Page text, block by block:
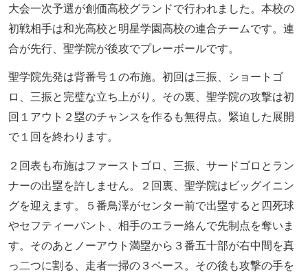
大会一次予選が創価高校グランドで行われました。本校の
初戦相手は和光高校と明星学園高校の連合チームです。連
合が先行、聖学院が後攻でプレーボールです。
聖学院先発は背番号１の布施。初回は三振、ショートゴ
ロ、三振と完璧な立ち上がり。その裏、聖学院の攻撃は初
回１アウト２塁のチャンスを作るも無得点。緊迫した展開
で１回を終わります。
２回表も布施はファーストゴロ、三振、サードゴロとラン
ナーの出塁を許しません。２回裏、聖学院はビッグイニン
グを迎えます。５番鳥澤がセンター前で出塁すると四死球
やセフティーバント、相手のエラー絡んで先制点を奪いま
す。そのあとノーアウト満塁から３番五十部が右中間を真
っ二つに割る、走者一掃の３ベース。その後も攻撃の手を